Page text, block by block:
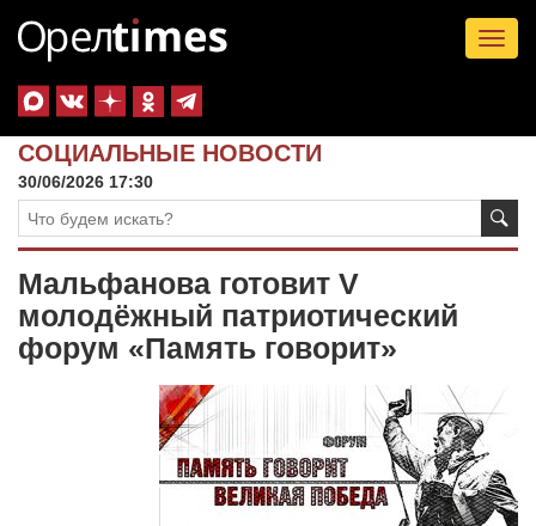
СОЦИАЛЬНЫЕ НОВОСТИ
30/06/2026 17:30
Мальфанова готовит V
молодёжный патриотический
форум «Память говорит»